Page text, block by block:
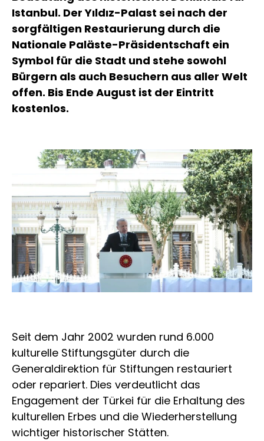
Istanbul. Der Yıldız-Palast sei nach der
sorgfältigen Restaurierung durch die
Nationale Paläste-Präsidentschaft ein
Symbol für die Stadt und stehe sowohl
Bürgern als auch Besuchern aus aller Welt
offen. Bis Ende August ist der Eintritt
kostenlos.
Seit dem Jahr 2002 wurden rund 6.000
kulturelle Stiftungsgüter durch die
Generaldirektion für Stiftungen restauriert
oder repariert. Dies verdeutlicht das
Engagement der Türkei für die Erhaltung des
kulturellen Erbes und die Wiederherstellung
wichtiger historischer Stätten.